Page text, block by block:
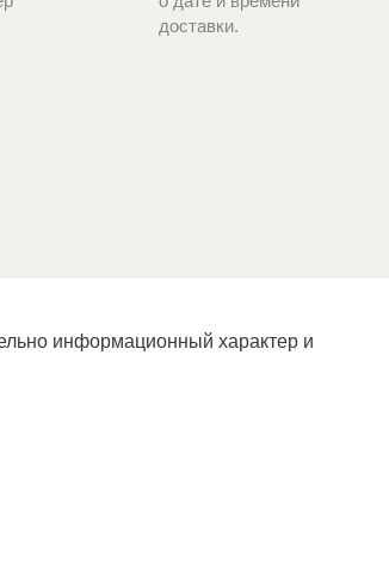
доставки.
информационный характер и